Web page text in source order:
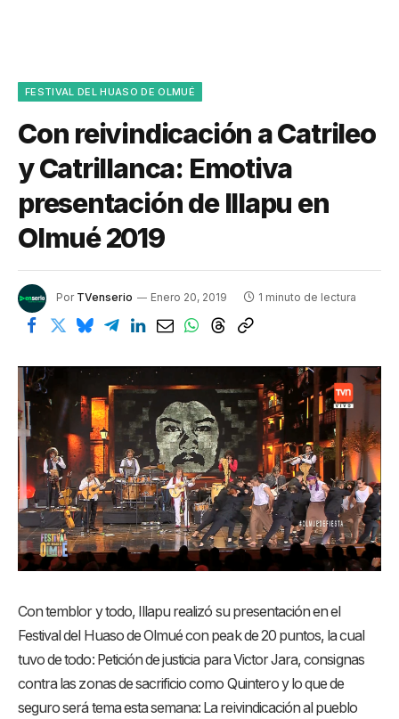
FESTIVAL DEL HUASO DE OLMUÉ
Con reivindicación a Catrileo
y Catrillanca: Emotiva
presentación de Illapu en
Olmué 2019
Por TVenserio Enero 20, 2019 1 minuto de lectura
Con temblor y todo, Illapu realizó su presentación en el
Festival del Huaso de Olmué con peak de 20 puntos, la cual
tuvo de todo: Petición de justicia para Victor Jara, consignas
contra las zonas de sacrificio como Quintero y lo que de
seguro será tema esta semana: La reivindicación al pueblo